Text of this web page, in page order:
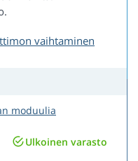
vaihtaminen
moduulia
Ulkoinen varasto